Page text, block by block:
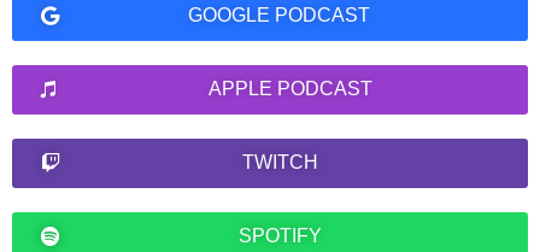
GOOGLE PODCAST
APPLE PODCAST
TWITCH
SPOTIFY